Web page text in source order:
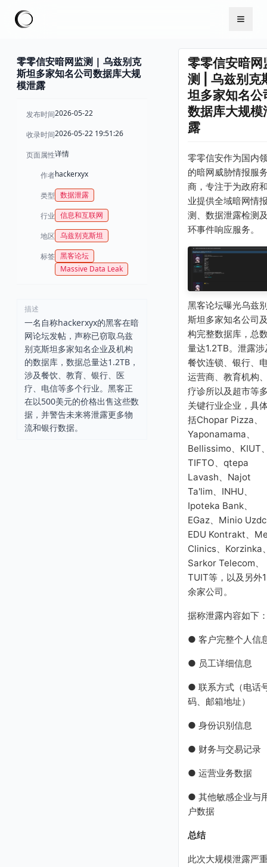
零零信安暗网监测 | 乌兹别克
斯坦多家知名公司数据库大规
模泄露
发布时间2026-05-22
收录时间2026-05-22 19:51:26
页面属性详情
作者hackerxyx
类型 数据泄露
行业 信息和互联网
地区 乌兹别克斯坦
标签 黑客论坛
Massive Data Leak
描述
一名自称hackerxyx的黑客在暗
网论坛发帖，声称已窃取乌兹
别克斯坦多家知名企业及机构
的数据库，数据总量达1.2TB，
涉及餐饮、教育、银行、医
疗、电信等多个行业。黑客正
在以500美元的价格出售这些数
据，并警告未来将泄露更多物
流和银行数据。
零零信安暗网
测 | 乌兹别克
坦多家知名公
数据库大规模
露
零零信安作为国内
的暗网威胁情报服
商，专注于为政府
业提供全域暗网情
测、数据泄露检测
环事件响应服务。
黑客论坛曝光乌兹
斯坦多家知名公司
构完整数据库，总
量达1.2TB。泄露涉
餐饮连锁、银行、
运营商、教育机构
疗诊所以及超市等
关键行业企业，具
括Chopar Pizza、
Yaponamama、
Bellissimo、KIUT
TIFTO、qtepa
Lavash、Najot
Ta'lim、INHU、
Ipoteka Bank、
EGaz、Minio
EDU Kontrakt、
Clinics、Korzinka
Sarkor Telecom、
TUIT等，以及另外
余家公司。
据称泄露内容如下
● 客户完整个人信
● 员工详细信息
● 联系方式（电话
码、邮箱地址）
● 身份识别信息
● 财务与交易记录
● 运营业务数据
● 其他敏感企业与
户数据
总结
此次大规模泄露严